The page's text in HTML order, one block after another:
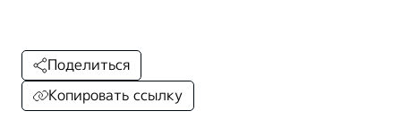
Поделиться
Копировать ссылку